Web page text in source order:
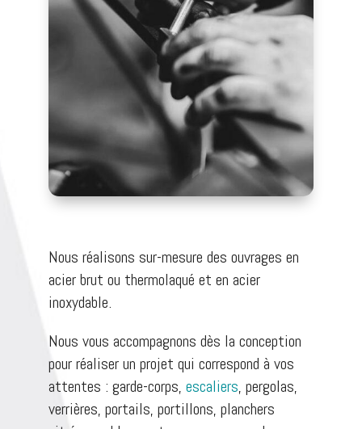
Nous réalisons sur-mesure des ouvrages en
acier brut ou thermolaqué et en acier
inoxydable.
Nous vous accompagnons dès la conception
pour réaliser un projet qui correspond à vos
attentes : garde-corps, escaliers, pergolas,
verrières, portails, portillons, planchers